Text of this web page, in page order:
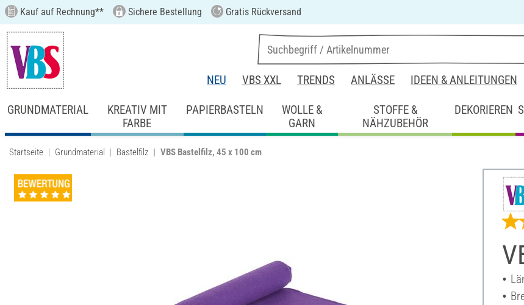
Kauf auf Rechnung** Sichere Bestellung Gratis Rückversand
NEU VBS XXL TRENDS ANLÄSSE IDEEN & ANLEITUNGEN
GRUNDMATERIAL
KREATIV MIT
FARBE
PAPIERBASTELN
WOLLE &
GARN
STOFFE &
NÄHZUBEHÖR
DEKORIEREN
Startseite Grundmaterial Bastelfilz VBS Bastelfilz, 45 x 100 cm